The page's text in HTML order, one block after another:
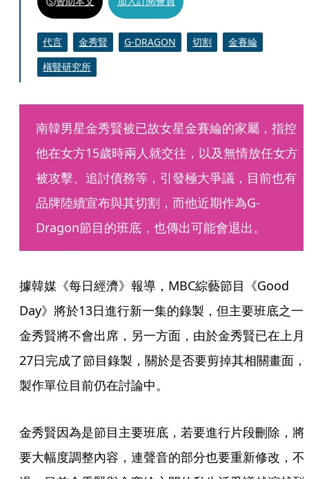
代言 金秀賢 G-DRAGON 切割
金賽綸
橫豎研究所
南韓男星金秀賢被已故女星金賽綸的家屬，指控
他在女方15歲時兩人就交往，以及無情放任女方
被攻擊、追討債務等，引發極大爭議，目前也有
品牌陸續宣布與其切割，而他近期作為G-
Dragon節目的班底，也傳出可能會退出。
據韓媒《每日經濟》報導，MBC綜藝節目《Good
Day》將於13日進行新一集的錄製，但主要班底之一
金秀賢將不會出席，另一方面，由於金秀賢已在上月
27日完成了節目錄製，關於是否要剪掉其相關畫面，
製作單位目前仍在討論中。
金秀賢因為是節目主要班底，若要進行片段刪除，將
要大幅度調整內容，連聲音的部分也要重新修改，不